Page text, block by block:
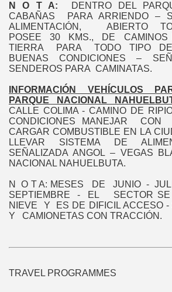
N O T A: DENTRO DEL
CABAÑAS PARA ARRIENDO –
ALIMENTACIÓN, ABIERTO
POSEE 30 KMS., DE
TIERRA PARA TODO TIPO DE
BUENAS CONDICIONES –
SENDEROS PARA CAMINATAS.
INFORMACIÓN VEHÍCULOS
PARQUE NACIONAL
CALLE COLIMA - CAMINO DE
CONDICIONES MANEJAR
CARGAR COMBUSTIBLE EN LA
LLEVAR SISTEMA DE
SEÑALIZADA ANGOL – VEGAS
NACIONAL NAHUELBUTA.
N O T A: MESES DE JUNIO -
SEPTIEMBRE - EL SECTOR SE
NIEVE Y ES DE DIFICIL ACCESO -
Y CAMIONETAS CON TRACCIÓN.
TRAVEL PROGRAMMES
CHILENO
COMUNAL
DE ANGOL
Nº3 "HÚSARES"